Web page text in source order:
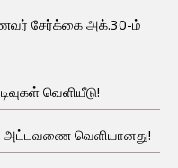
சேர்க்கை அக்.30-ம்
வெளியீடு!
அட்டவணை வெளியானது!